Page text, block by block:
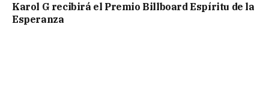
Karol G recibirá el Premio Billboard Espíritu de la
Esperanza